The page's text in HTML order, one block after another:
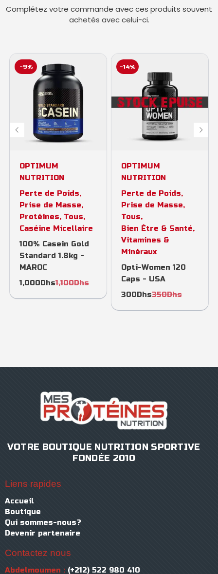
Complétez votre commande avec ces produits souvent
achetés avec celui-ci.
-9%
OPTIMUM
NUTRITION
Perte de Poids,
Prise de Masse,
Protéines, Tous,
Caséine Micellaire
100% Casein Gold
Standard 1.8kg -
MAROC
1,100Dhs
1,000Dhs
-14%
OPTIMUM
NUTRITION
Perte de Poids,
Prise de Masse,
Tous,
Bien Être & Santé,
Vitamines &
Minéraux
Opti-Women 120
Caps - USA
350Dhs
300Dhs
VOTRE BOUTIQUE NUTRITION SPORTIVE
FONDÉE 2010
Liens rapides
Accueil
Boutique
Qui sommes-nous?
Devenir partenaire
Contactez nous
Abdelmoumen : (+212) 522 980 410